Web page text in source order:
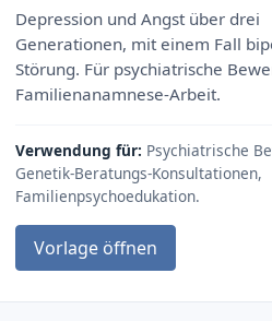
Depression und Angst über drei
Generationen, mit einem Fall
Störung. Für psychiatrische
Familienanamnese-Arbeit.
Verwendung für: Psychiatrische
Genetik-Beratungs-Konsultationen,
Familienpsychoedukation.
Vorlage öffnen